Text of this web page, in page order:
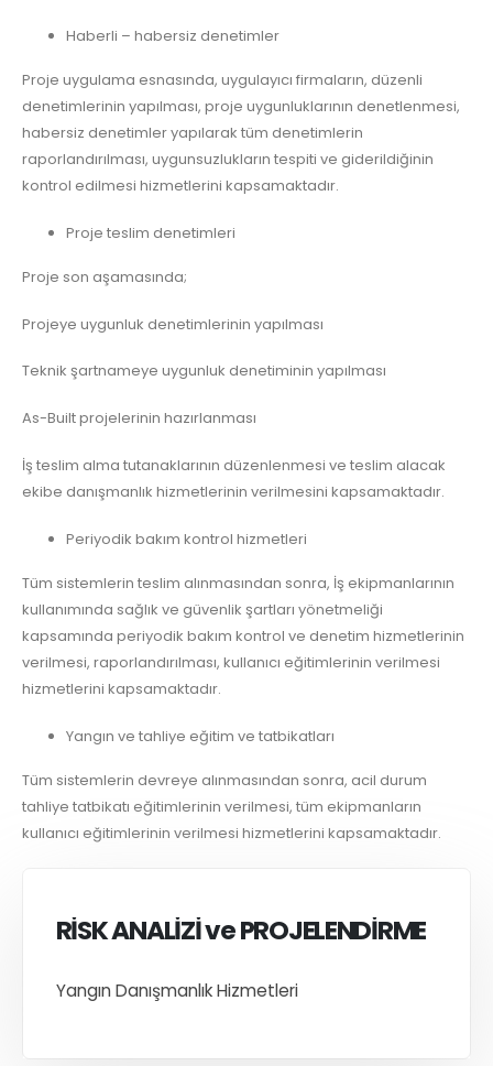
Haberli – habersiz denetimler
Proje uygulama esnasında, uygulayıcı firmaların, düzenli
denetimlerinin yapılması, proje uygunluklarının denetlenmesi,
habersiz denetimler yapılarak tüm denetimlerin
raporlandırılması, uygunsuzlukların tespiti ve giderildiğinin
kontrol edilmesi hizmetlerini kapsamaktadır.
Proje teslim denetimleri
Proje son aşamasında;
Projeye uygunluk denetimlerinin yapılması
Teknik şartnameye uygunluk denetiminin yapılması
As-Built projelerinin hazırlanması
İş teslim alma tutanaklarının düzenlenmesi ve teslim alacak
ekibe danışmanlık hizmetlerinin verilmesini kapsamaktadır.
Periyodik bakım kontrol hizmetleri
Tüm sistemlerin teslim alınmasından sonra, İş ekipmanlarının
kullanımında sağlık ve güvenlik şartları yönetmeliği
kapsamında periyodik bakım kontrol ve denetim hizmetlerinin
verilmesi, raporlandırılması, kullanıcı eğitimlerinin verilmesi
hizmetlerini kapsamaktadır.
Yangın ve tahliye eğitim ve tatbikatları
Tüm sistemlerin devreye alınmasından sonra, acil durum
tahliye tatbikatı eğitimlerinin verilmesi, tüm ekipmanların
kullanıcı eğitimlerinin verilmesi hizmetlerini kapsamaktadır.
RİSK ANALİZİ ve PROJELENDİRME
Yangın Danışmanlık Hizmetleri